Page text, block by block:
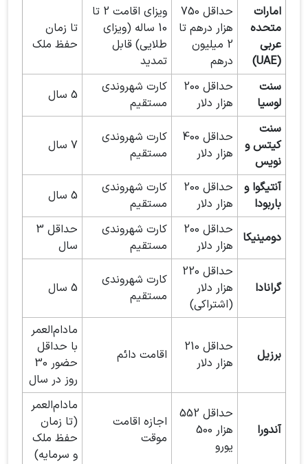
امارات
متحده
عربی
(UAE)
حداقل 750
هزار درهم تا
2 میلیون
درهم
ویزای اقامت 2 تا
10 ساله (ویزای
طلایی) قابل
تمدید
تا زمان
حفظ ملک
سنت
لوسیا
حداقل 200
هزار دلار
کارت شهروندی
مستقیم
5 سال
سنت
کیتس و
نویس
حداقل 400
هزار دلار
کارت شهروندی
مستقیم
7 سال
آنتیگوا و
باربودا
حداقل 200
هزار دلار
کارت شهروندی
مستقیم
5 سال
دومینیکا
حداقل 200
هزار دلار
کارت شهروندی
مستقیم
حداقل 3
سال
گرانادا
حداقل 220
هزار دلار
(اشتراکی)
کارت شهروندی
مستقیم
5 سال
برزیل
حداقل 210
هزار دلار
اقامت دائم
مادام‌العمر
با حداقل
حضور 30
روز در سال
آندورا
حداقل 552
هزار 500
یورو
اجازه اقامت
موقت
مادام‌العمر
(تا زمان
حفظ ملک
و سرمایه)